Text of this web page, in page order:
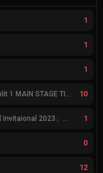
1
1
1
VALORANT Challengers 2023: Japan Split 1 MAIN STAGE TIER表 10
完全招待制大会「TEN VALORANT Global Invitaional 2023」が韓国で開催 1
0
12